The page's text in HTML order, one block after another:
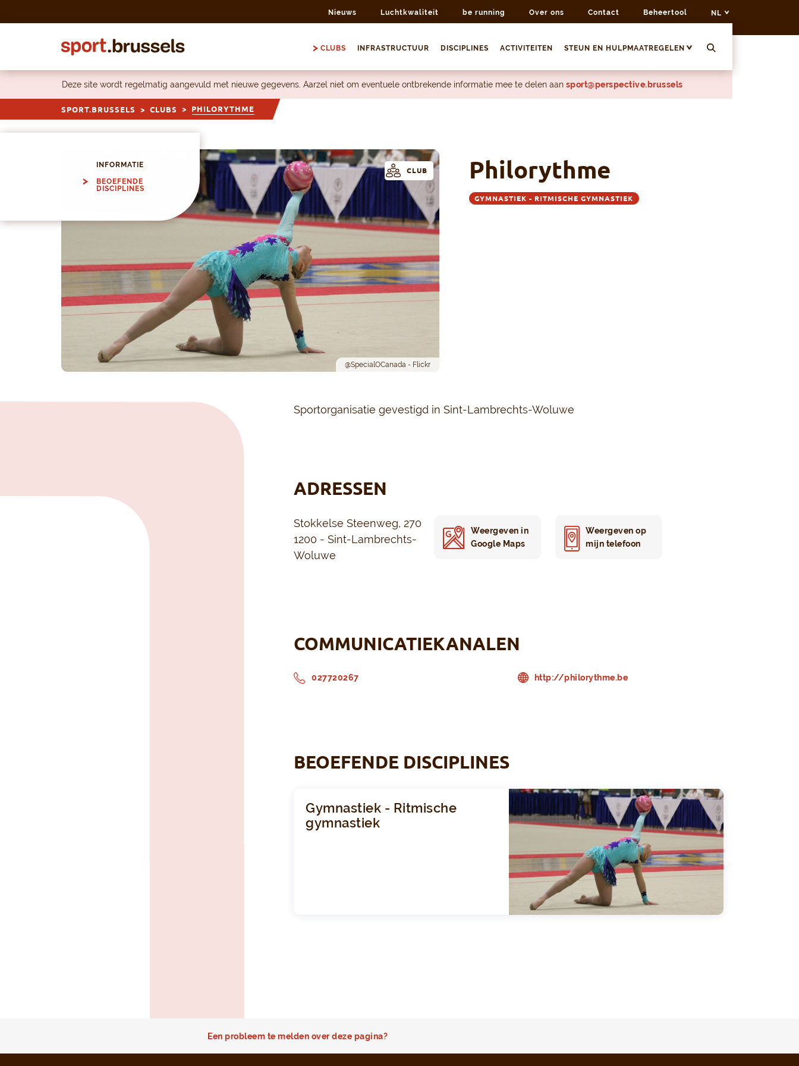
Nieuws Luchtkwaliteit be running Over ons Contact Beheertool NL
CLUBS INFRASTRUCTUUR DISCIPLINES ACTIVITEITEN STEUN EN HULPMAATREGELEN
Deze site wordt regelmatig aangevuld met nieuwe gegevens. Aarzel niet om eventuele ontbrekende informatie mee te delen aan sport@perspective.brussels
SPORT.BRUSSELS CLUBS PHILORYTHME
INFORMATIE
BEOEFENDE
DISCIPLINES
@SpecialOCanada - Flickr
CLUB Philorythme
GYMNASTIEK - RITMISCHE GYMNASTIEK
Sportorganisatie gevestigd in Sint-Lambrechts-Woluwe
ADRESSEN
Stokkelse Steenweg, 270
1200 - Sint-Lambrechts-
Woluwe
Weergeven in
Google Maps
Weergeven op
mijn telefoon
COMMUNICATIEKANALEN
027720267 http://philorythme.be
BEOEFENDE DISCIPLINES
Gymnastiek - Ritmische
gymnastiek
Een probleem te melden over deze pagina?